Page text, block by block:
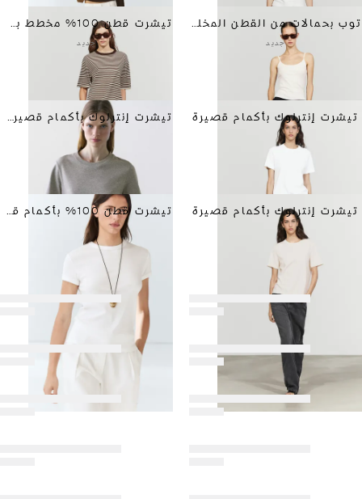
توب بحمالات من القطن المخلوط
جديد
تيشرت قطن 100% مخطط بأكمام قصيرة
جديد
تيشرت إنترلوك بأكمام قصيرة تيشرت إنترلوك بأكمام قصيرة
تيشرت إنترلوك بأكمام قصيرة تيشرت قطن 100% بأكمام قصيرة